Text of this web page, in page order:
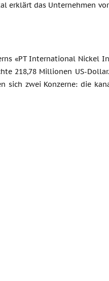
erklärt das Unternehmen
«PT International Nickel
218,78 Millionen US-
zwei Konzerne: die